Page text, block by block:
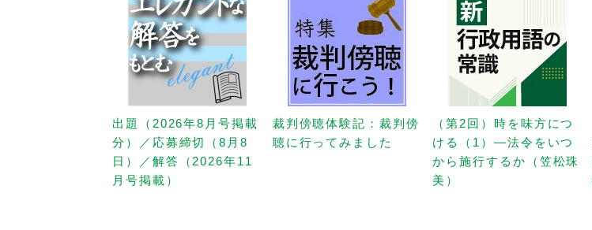
出題（2026年8月号掲載
分）／応募締切（8月8
日）／解答（2026年11
月号掲載）
裁判傍聴体験記：裁判傍
聴に行ってみました
（第2回）時を味方につ
ける（1）—法令をいつ
から施行するか（笠松珠
美）